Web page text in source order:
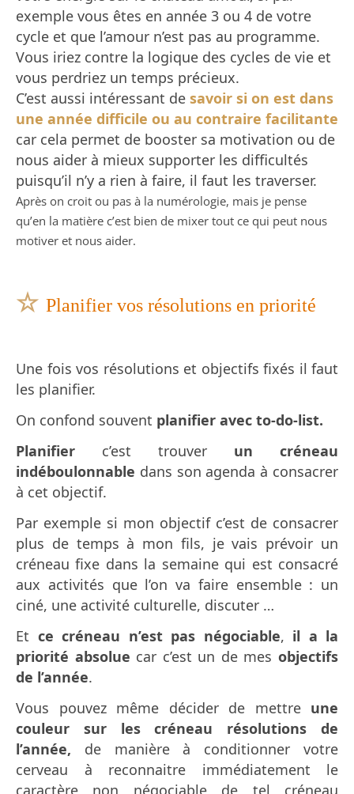
exemple vous êtes en année 3 ou 4 de votre
cycle et que l’amour n’est pas au programme.
Vous iriez contre la logique des cycles de vie et
vous perdriez un temps précieux.
C’est aussi intéressant de savoir si on est dans
une année difficile ou au contraire facilitante
car cela permet de booster sa motivation ou de
nous aider à mieux supporter les difficultés
puisqu’il n’y a rien à faire, il faut les traverser.
Après on croit ou pas à la numérologie, mais je pense
qu’en la matière c’est bien de mixer tout ce qui peut nous
motiver et nous aider.
☆ Planifier vos résolutions en priorité
Une fois vos résolutions et objectifs fixés il faut
les planifier.
On confond souvent planifier avec to-do-list.
Planifier c’est trouver un créneau
indéboulonnable dans son agenda à consacrer
à cet objectif.
Par exemple si mon objectif c’est de consacrer
plus de temps à mon fils, je vais prévoir un
créneau fixe dans la semaine qui est consacré
aux activités que l’on va faire ensemble : un
ciné, une activité culturelle, discuter …
Et ce créneau n’est pas négociable, il a la
priorité absolue car c’est un de mesobjectifs
de l’année.
Vous pouvez même décider de mettre une
couleur sur les créneau résolutions de
l’année, de manière à conditionner votre
cerveau à reconnaitre immédiatement le